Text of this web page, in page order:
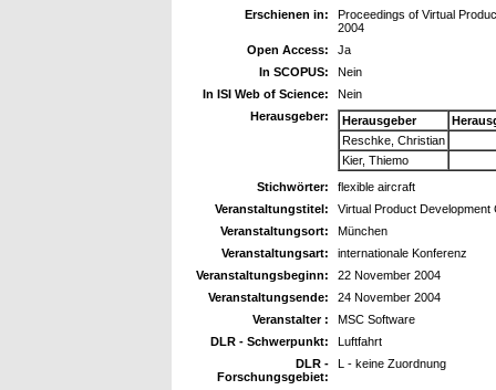
Erschienen in:
Proceedings of Virtual
2004
Open Access:
Ja
In SCOPUS:
Nein
In ISI Web of Science:
Nein
Herausgeber:
Herausgeber
Reschke, Christian
Kier, Thiemo
Stichwörter:
flexible aircraft
Veranstaltungstitel:
Virtual Product Development
Veranstaltungsort:
München
Veranstaltungsart:
internationale Konferenz
Veranstaltungsbeginn:
22 November 2004
Veranstaltungsende:
24 November 2004
Veranstalter :
MSC Software
DLR - Schwerpunkt:
Luftfahrt
DLR -
Forschungsgebiet:
L - keine Zuordnung